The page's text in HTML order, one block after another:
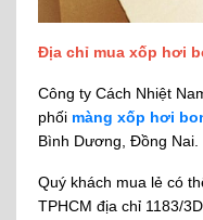
Địa chỉ mua xốp hơi
Công ty Cách Nhiệt
phối màng xốp hơi
Bình Dương, Đồng Nai.
Quý khách mua lẻ có
TPHCM địa chỉ 1183/